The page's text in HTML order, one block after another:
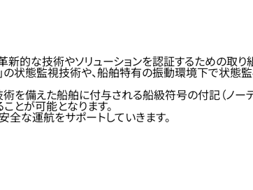
的な技術やソリューションを認証するための取り組
状態監視技術や、船舶特有の振動環境下で状態
を備えた船舶に付与される船級符号の付記（ノーテ
とが可能となります。
全な運航をサポートしていきます。